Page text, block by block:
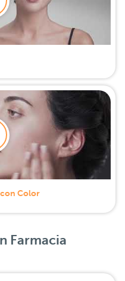
con Color
Farmacia